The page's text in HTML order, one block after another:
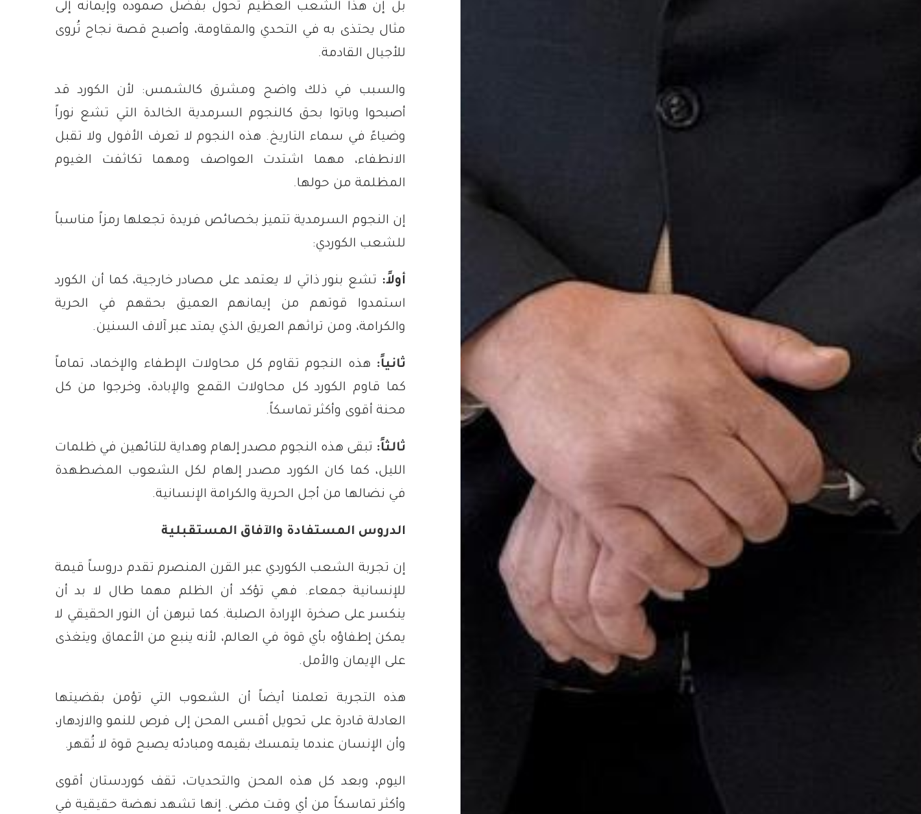
بل إن هذا الشعب العظيم تحول بفضل صموده وإيمانه إلى
مثال يحتذى به في التحدي والمقاومة، وأصبح قصة نجاح تُروى
للأجيال القادمة.
والسبب في ذلك واضح ومشرق كالشمس: لأن الكورد قد
أصبحوا وباتوا بحق كالنجوم السرمدية الخالدة التي تشع نوراً
وضياءً في سماء التاريخ. هذه النجوم لا تعرف الأفول ولا تقبل
الانطفاء، مهما اشتدت العواصف ومهما تكاثفت الغيوم
المظلمة من حولها.
إن النجوم السرمدية تتميز بخصائص فريدة تجعلها رمزاً مناسباً
للشعب الكوردي:
أولاً: تشع بنور ذاتي لا يعتمد على مصادر خارجية، كما أن الكورد
استمدوا قوتهم من إيمانهم العميق بحقهم في الحرية
والكرامة، ومن تراثهم العريق الذي يمتد عبر آلاف السنين.
ثانياً: هذه النجوم تقاوم كل محاولات الإطفاء والإخماد، تماماً
كما قاوم الكورد كل محاولات القمع والإبادة، وخرجوا من كل
محنة أقوى وأكثر تماسكاً.
ثالثاً: تبقى هذه النجوم مصدر إلهام وهداية للتائهين في ظلمات
الليل، كما كان الكورد مصدر إلهام لكل الشعوب المضطهدة
في نضالها من أجل الحرية والكرامة الإنسانية.
الدروس المستفادة والآفاق المستقبلية
إن تجربة الشعب الكوردي عبر القرن المنصرم تقدم دروساً قيمة
للإنسانية جمعاء. فهي تؤكد أن الظلم مهما طال لا بد أن
ينكسر على صخرة الإرادة الصلبة. كما تبرهن أن النور الحقيقي لا
يمكن إطفاؤه بأي قوة في العالم، لأنه ينبع من الأعماق ويتغذى
على الإيمان والأمل.
هذه التجربة تعلمنا أيضاً أن الشعوب التي تؤمن بقضيتها
العادلة قادرة على تحويل أقسى المحن إلى فرص للنمو والازدهار،
وأن الإنسان عندما يتمسك بقيمه ومبادئه يصبح قوة لا تُقهر.
اليوم، وبعد كل هذه المحن والتحديات، تقف كوردستان أقوى
وأكثر تماسكاً من أي وقت مضى. إنها تشهد نهضة حقيقية في